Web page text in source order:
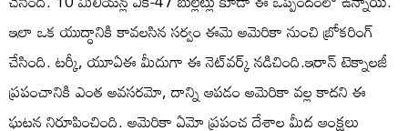
ఇలా ఒక యుద్ధానికి కావలసిన సర్వం ఈమె అమెరికా నుంచి బ్రోకరింగ్
చేసింది. టర్కీ, యూఏఈ మీదుగా ఈ నెట్‌వర్క్ నడిచింది.ఇరాన్ టెక్నాలజీ
ప్రపంచానికి ఎంత అవసరమో, దాన్ని ఆపడం అమెరికా వల్ల కాదని ఈ
ఘటన నిరూపించింది. అమెరికా ఏమో ప్రపంచ దేశాల మీద ఆంక్షలు